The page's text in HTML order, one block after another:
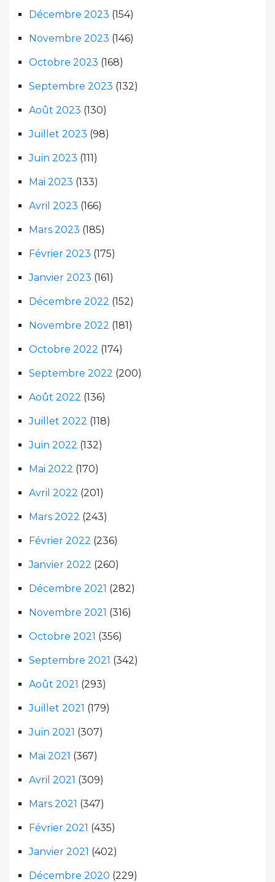
Décembre 2023 (154)
Novembre 2023 (146)
Octobre 2023 (168)
Septembre 2023 (132)
Août 2023 (130)
Juillet 2023 (98)
Juin 2023 (111)
Mai 2023 (133)
Avril 2023 (166)
Mars 2023 (185)
Février 2023 (175)
Janvier 2023 (161)
Décembre 2022 (152)
Novembre 2022 (181)
Octobre 2022 (174)
Septembre 2022 (200)
Août 2022 (136)
Juillet 2022 (118)
Juin 2022 (132)
Mai 2022 (170)
Avril 2022 (201)
Mars 2022 (243)
Février 2022 (236)
Janvier 2022 (260)
Décembre 2021 (282)
Novembre 2021 (316)
Octobre 2021 (356)
Septembre 2021 (342)
Août 2021 (293)
Juillet 2021 (179)
Juin 2021 (307)
Mai 2021 (367)
Avril 2021 (309)
Mars 2021 (347)
Février 2021 (435)
Janvier 2021 (402)
Décembre 2020 (229)